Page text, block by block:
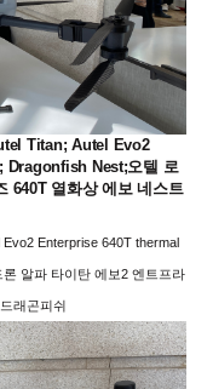
Titan; Autel Evo2
Dragonfish Nest;오텔 로
640T 열화상 에보 네스트
Evo2 Enterprise 640T thermal
알파 타이탄 에보2 엔트프라
래곤피쉬